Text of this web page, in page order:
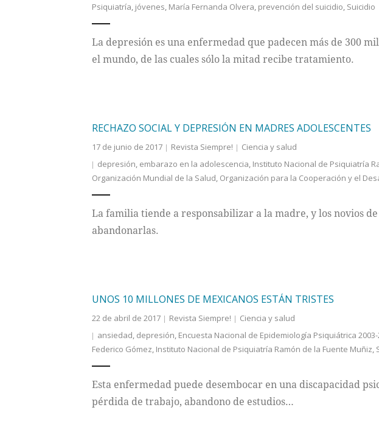
Psiquiatría jóvenes María Fernanda Olvera prevención del suicidio Suicidio
La depresión es una enfermedad que padecen más de 300
el mundo, de las cuales sólo la mitad recibe tratamiento.
RECHAZO SOCIAL Y DEPRESIÓN EN MADRES ADOLESCENTES
17 de junio de 2017 Revista Siempre!
Ciencia y salud
depresión embarazo en la adolescencia Instituto Nacional de Psiquiatría
Organización Mundial de la Salud Organización para la Cooperación y el
La familia tiende a responsabilizar a la madre, y los novios
abandonarlas.
UNOS 10 MILLONES DE MEXICANOS ESTÁN TRISTES
22 de abril de 2017 Revista Siempre!
Ciencia y salud
ansiedad depresión Encuesta Nacional de Epidemiología Psiquiátrica 2003-
Federico Gómez Instituto Nacional de Psiquiatría Ramón de la Fuente Muñiz
Esta enfermedad puede desembocar en una discapacidad
pérdida de trabajo, abandono de estudios…